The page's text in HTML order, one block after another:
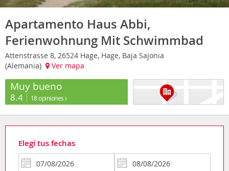
Apartamento Haus Abbi,
Ferienwohnung Mit Schwimmbad
Attenstrasse 8, 26524 Hage, Hage, Baja Sajonia
(Alemania)
Ver mapa
Muy bueno
8.4 18 opiniones
Elegí tus fechas